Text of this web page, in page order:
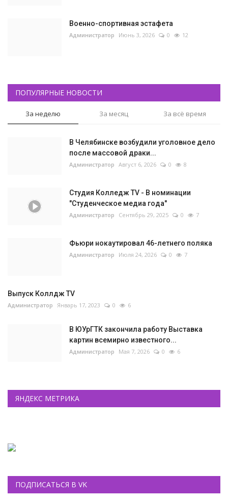
Военно-спортивная эстафета
Администратор Июнь 3, 2026 0 12
ПОПУЛЯРНЫЕ НОВОСТИ
За неделю За месяц За всё время
В Челябинске возбудили уголовное дело
после массовой драки...
Администратор Август 6, 2026 0 8
Студия Колледж TV - В номинации
"Студенческое медиа года"
Администратор Сентябрь 29, 2025 0 7
Фьюри нокаутировал 46-летнего поляка
Администратор Июля 24, 2026 0 7
Выпуск Коллдж TV
Администратор Январь 17, 2023 0 6
В ЮУрГТК закончила работу Выставка
картин всемирно известного...
Администратор Мая 7, 2026 0 6
ЯНДЕКС МЕТРИКА
ПОДПИСАТЬСЯ В VK